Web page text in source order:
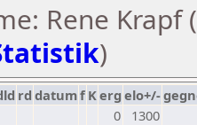
Rene Krapf (
)
rd datumf Kerg elo+/-
0
1300